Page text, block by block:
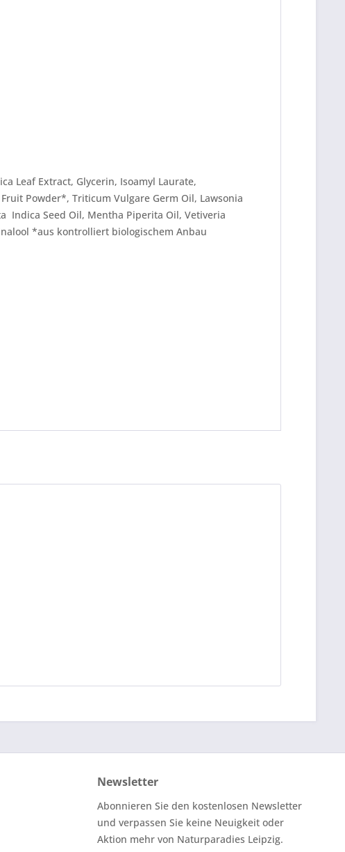
Leaf Extract, Glycerin, Isoamyl Laurate,
Powder*, Triticum Vulgare Germ Oil, Lawsonia
Indica Seed Oil, Mentha Piperita Oil, Vetiveria
*aus kontrolliert biologischem Anbau
Newsletter
Abonnieren Sie den kostenlosen Newsletter
und verpassen Sie keine Neuigkeit oder
Aktion mehr von Naturparadies Leipzig.